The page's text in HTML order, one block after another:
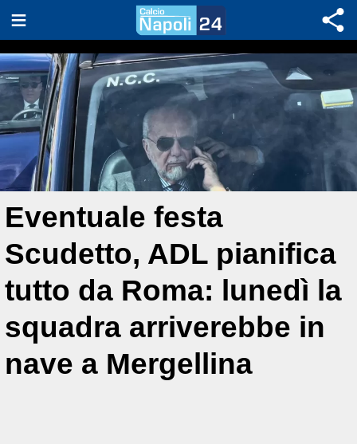
Eventuale festa
Scudetto, ADL pianifica
tutto da Roma: lunedì la
squadra arriverebbe in
nave a Mergellina